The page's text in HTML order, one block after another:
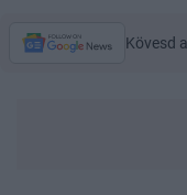
Kövesd